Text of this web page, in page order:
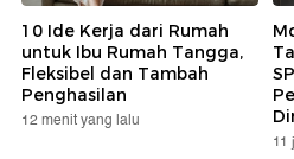
10 Ide Kerja dari Rumah
untuk Ibu Rumah Tangga,
Fleksibel dan Tambah
Penghasilan
12 menit yang lalu
11